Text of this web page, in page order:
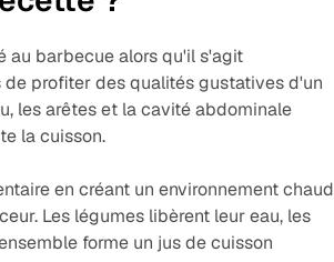
au barbecue alors qu'il s'agit
profiter des qualités gustatives d'un
les arêtes et la cavité abdominale
la cuisson.
en créant un environnement chaud
Les légumes libèrent leur eau, les
forme un jus de cuisson